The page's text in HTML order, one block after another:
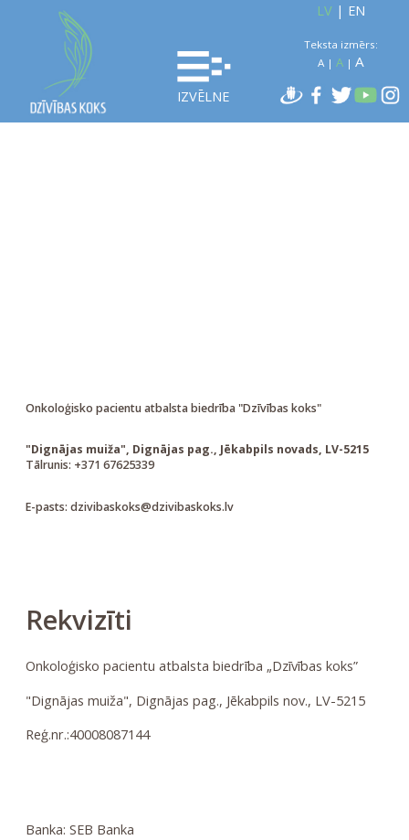
IZVĒLNE
LV| EN
Teksta izmērs:
A| A| A
Onkoloģisko pacientu atbalsta biedrība "Dzīvības koks"
"Dignājas muiža", Dignājas pag., Jēkabpils novads, LV-5215
Tālrunis: +371 67625339
E-pasts: dzivibaskoks@dzivibaskoks.lv
Rekvizīti
Onkoloģisko pacientu atbalsta biedrība „Dzīvības koks”
"Dignājas muiža", Dignājas pag., Jēkabpils nov., LV-5215
Reģ.nr.:40008087144
Banka: SEB Banka